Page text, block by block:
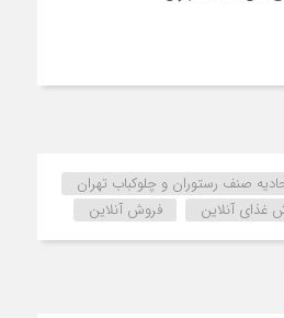
صنف رستوران و چلوکباب تهران
غذای آنلاین فروش آنلاین